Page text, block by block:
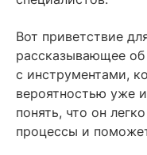
Вот приветствие
рассказывающее об
с инструментами,
вероятностью уже
понять, что он
процессы и